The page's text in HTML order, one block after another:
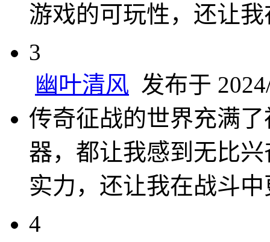
游戏的可玩性，还让
3
幽叶清风 发布于
传奇征战的世界充满
器，都让我感到无比
实力，还让我在战斗
4